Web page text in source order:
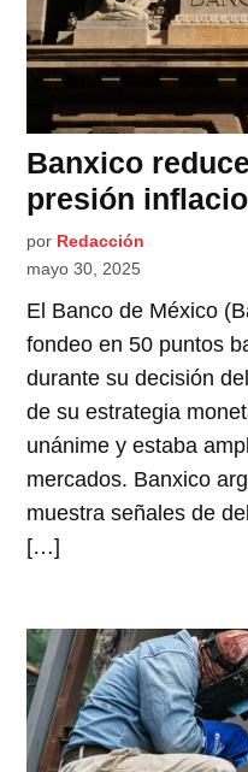
Banxico
presión
por Redacción
mayo 30, 2025
El Banco de México
fondeo en 50 puntos
durante su decisión
de su estrategia
unánime y estaba
mercados. Banxico
muestra señales de
[…]